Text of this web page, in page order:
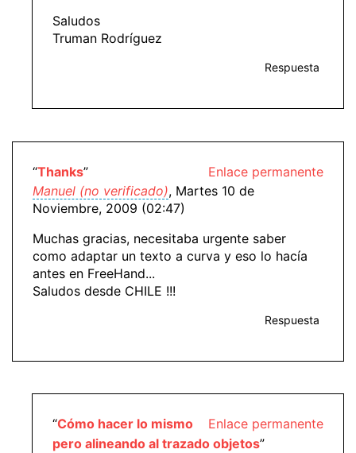
Saludos
Truman Rodríguez
Respuesta
Enlace permanente
“Thanks”
Manuel (no verificado), Martes 10 de
Noviembre, 2009 (02:47)
Muchas gracias, necesitaba urgente saber
como adaptar un texto a curva y eso lo hacía
antes en FreeHand...
Saludos desde CHILE !!!
Respuesta
Enlace permanente
“Cómo hacer lo mismo
pero alineando al trazado objetos”